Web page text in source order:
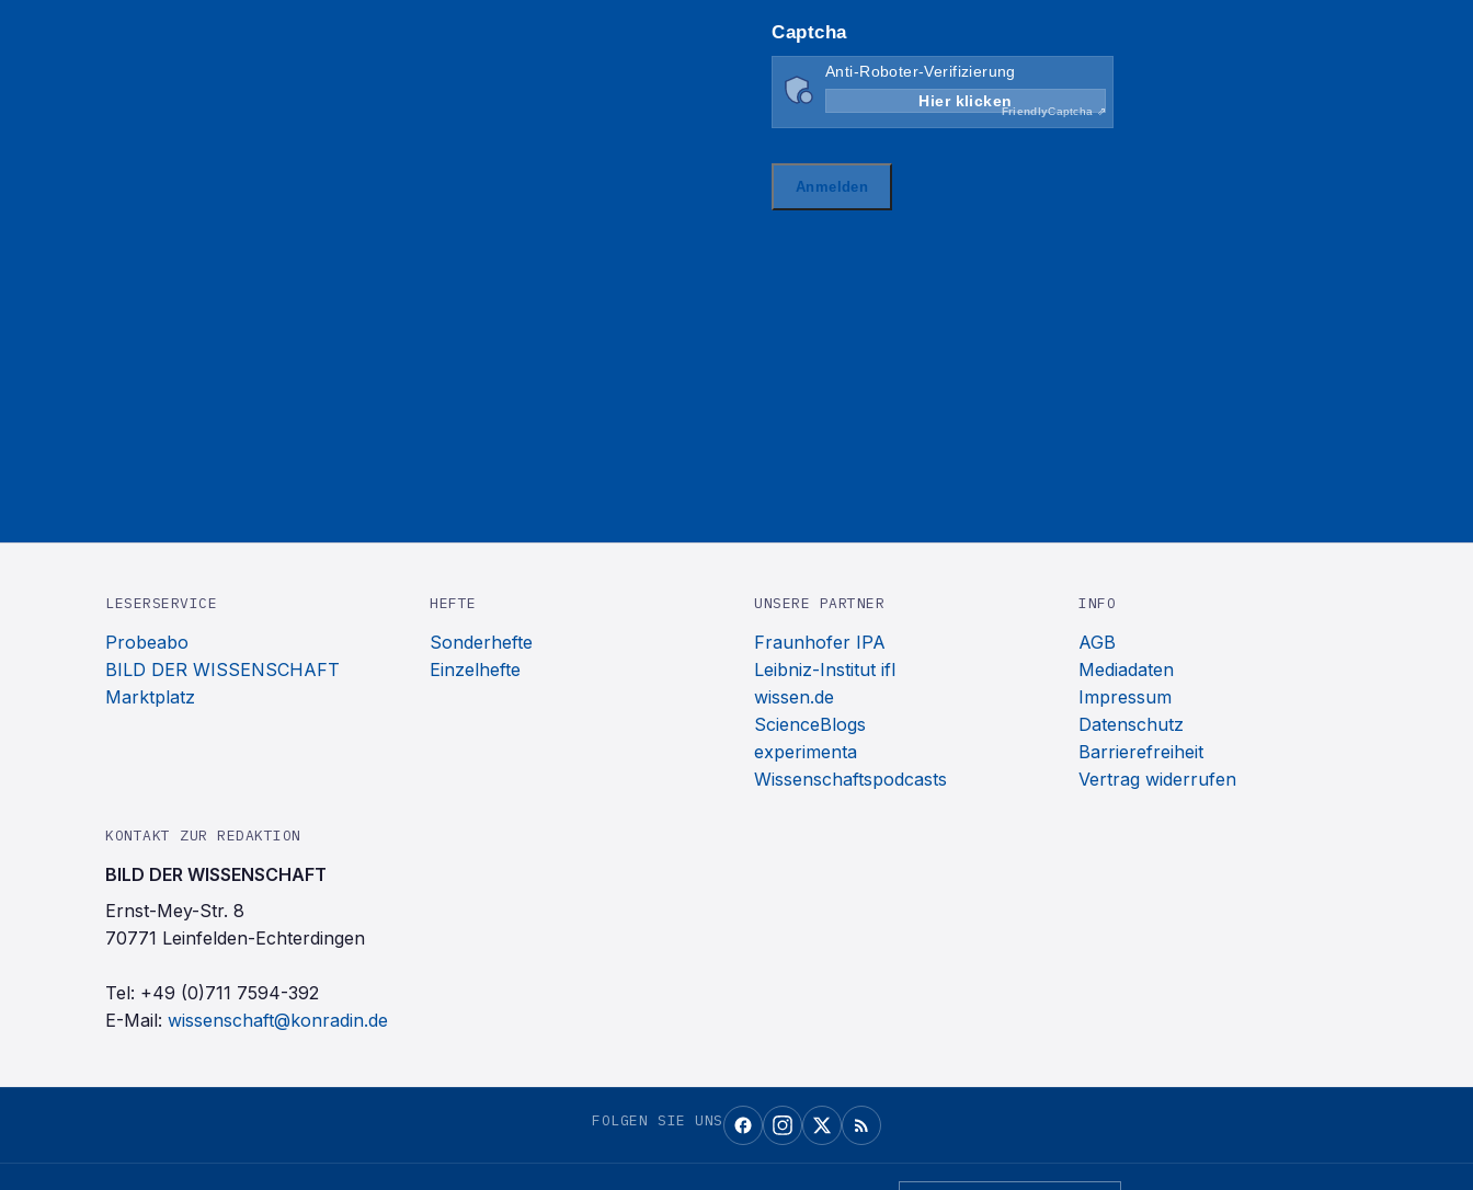
LESERSERVICE
Probeabo
BILD DER WISSENSCHAFT
Marktplatz
HEFTE
Sonderhefte
Einzelhefte
UNSERE PARTNER
Fraunhofer IPA
Leibniz-Institut ifl
wissen.de
ScienceBlogs
experimenta
Wissenschaftspodcasts
INFO
AGB
Mediadaten
Impressum
Datenschutz
Barrierefreiheit
Vertrag widerrufen
KONTAKT ZUR REDAKTION
BILD DER WISSENSCHAFT
Ernst-Mey-Str. 8
70771 Leinfelden-Echterdingen
Tel: +49 (0)711 7594-392
E-Mail: wissenschaft@konradin.de
FOLGEN SIE UNS